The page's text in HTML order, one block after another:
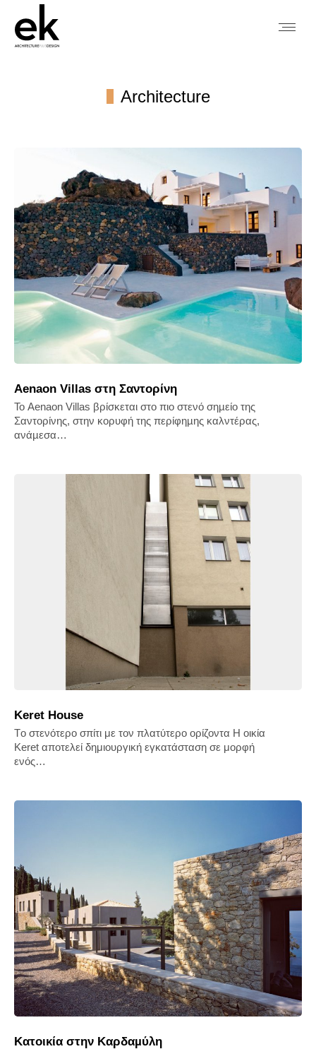
Architecture
Aenaon Villas στη Σαντορίνη
Το Aenaon Villas βρίσκεται στο πιο στενό σηµείο της
Σαντορίνης, στην κορυφή της περίφηµης καλντέρας,
ανάµεσα…
Keret House
Tο στενότερο σπίτι με τον πλατύτερο ορίζοντα Η οικία
Keret αποτελεί δημιουργική εγκατάσταση σε μορφή
ενός…
Κατοικία στην Καρδαµύλη